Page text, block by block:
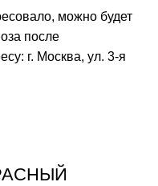
можно будет
после
г. Москва, ул. 3-я